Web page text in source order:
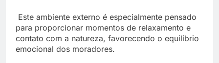
Este ambiente externo é especialmente pensado
para proporcionar momentos de relaxamento e
contato com a natureza, favorecendo o equilíbrio
emocional dos moradores.